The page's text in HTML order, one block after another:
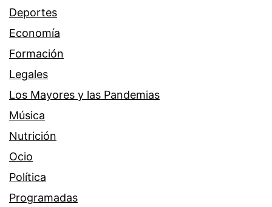
Deportes
Economía
Formación
Legales
Los Mayores y las Pandemias
Música
Nutrición
Ocio
Política
Programadas